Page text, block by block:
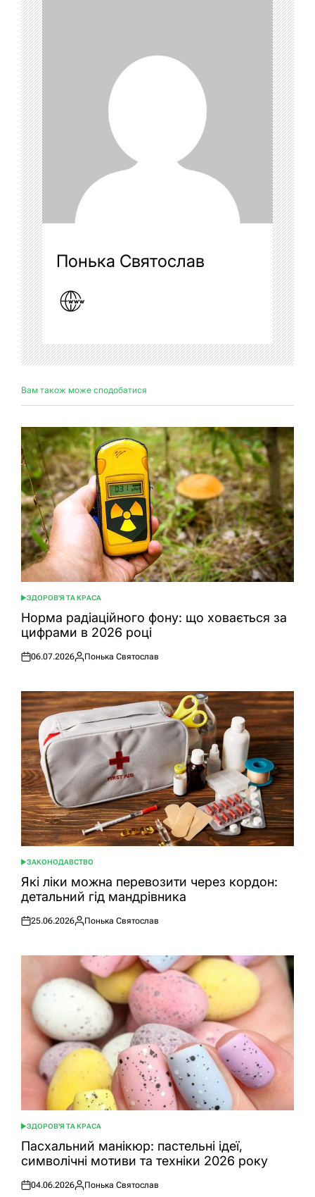
Понька Святослав
Вам також може сподобатися
ОПУБЛІКУВАТИ
У
ЗДОРОВ'Я ТА КРАСА
Норма радіаційного фону: що ховається за
цифрами в 2026 році
Оприлюднено
06.07.2026
Опубліковано
Понька Святослав
ОПУБЛІКУВАТИ
У
ЗАКОНОДАВСТВО
Які ліки можна перевозити через кордон:
детальний гід мандрівника
Оприлюднено
25.06.2026
Опубліковано
Понька Святослав
ОПУБЛІКУВАТИ
У
ЗДОРОВ'Я ТА КРАСА
Пасхальний манікюр: пастельні ідеї,
символічні мотиви та техніки 2026 року
Оприлюднено
04.06.2026
Опубліковано
Понька Святослав